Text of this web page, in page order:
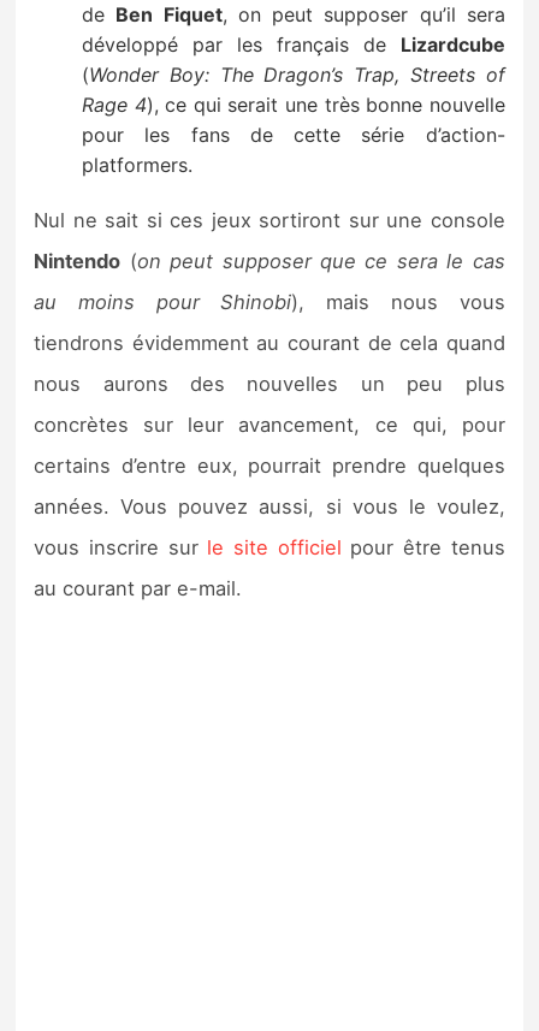
de Ben Fiquet, on peut supposer qu’il sera
développé par les français de Lizardcube
(Wonder Boy: The Dragon’s Trap, Streets of
Rage 4), ce qui serait une très bonne nouvelle
pour les fans de cette série d’action-
platformers.
Nul ne sait si ces jeux sortiront sur une console
Nintendo (on peut supposer que ce sera le cas
au moins pour Shinobi), mais nous vous
tiendrons évidemment au courant de cela quand
nous aurons des nouvelles un peu plus
concrètes sur leur avancement, ce qui, pour
certains d’entre eux, pourrait prendre quelques
années. Vous pouvez aussi, si vous le voulez,
vous inscrire sur le site officiel pour être tenus
au courant par e-mail.